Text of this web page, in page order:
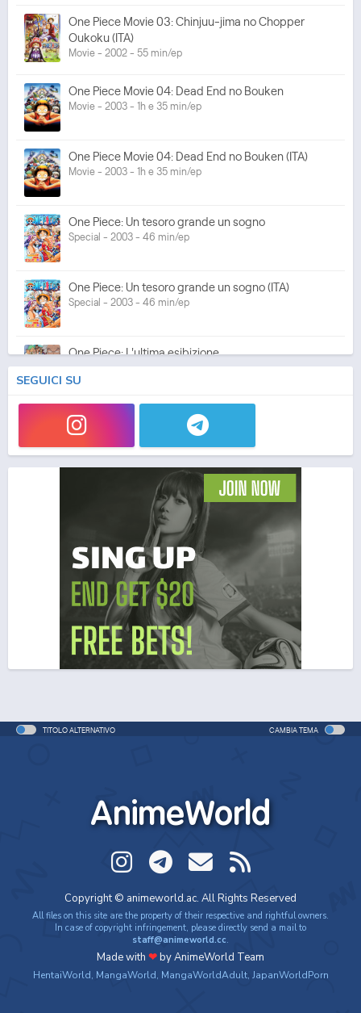
One Piece Movie 03: Chinjuu-jima no Chopper
Oukoku (ITA)
Movie - 2002 - 55 min/ep
One Piece Movie 04: Dead End no Bouken
Movie - 2003 - 1h e 35 min/ep
One Piece Movie 04: Dead End no Bouken (ITA)
Movie - 2003 - 1h e 35 min/ep
One Piece: Un tesoro grande un sogno
Special - 2003 - 46 min/ep
One Piece: Un tesoro grande un sogno (ITA)
Special - 2003 - 46 min/ep
One Piece: L'ultima esibizione
Special - 2003 - 45 min/ep
One Piece: L'ultima esibizione (ITA)
Special - 2003 - 45 min/ep
One Piece Movie 05: Norowareta Seiken
Movie - 2004 - 1h e 35 min/ep
One Piece Movie 05: Norowareta Seiken (ITA)
Movie - 2004 - 1h e 35 min/ep
One Piece Movie 06: Omatsuri Danshaku to Himitsu
no Shima (ITA)
Movie - 2005 - 1h e 31 min/ep
One Piece: Le avventure del detective Cappello di
Special - 2005 - 42 min/ep
One Piece Movie 07: Karakuri-jou no Mecha Kyohei
Movie - 2006 - 1h e 34 min/ep
One Piece Movie 07: Karakuri-jou no Mecha Kyohei
(ITA)
SEGUICI SU
TITOLO ALTERNATIVO CAMBIA TEMA
AnimeWorld
Copyright © animeworld.ac. All Rights Reserved
All files on this site are the property of their respective and rightful owners.
In case of copyright infringement, please directly send a mail to
staff@animeworld.cc.
Made with ❤by AnimeWorld Team
HentaiWorld, MangaWorld, MangaWorldAdult, JapanWorldPorn